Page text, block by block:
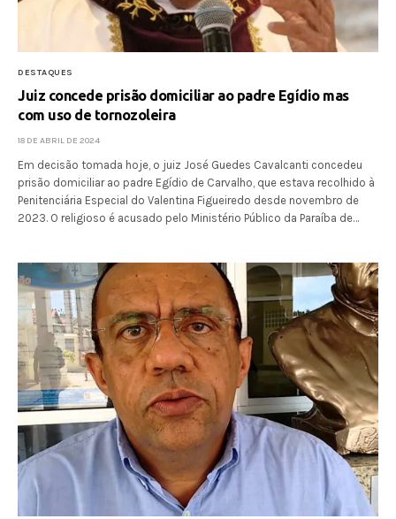
DESTAQUES
Juiz concede prisão domiciliar ao padre Egídio mas
com uso de tornozoleira
18 DE ABRIL DE 2024
Em decisão tomada hoje, o juiz José Guedes Cavalcanti concedeu
prisão domiciliar ao padre Egídio de Carvalho, que estava recolhido à
Penitenciária Especial do Valentina Figueiredo desde novembro de
2023. O religioso é acusado pelo Ministério Público da Paraíba de…